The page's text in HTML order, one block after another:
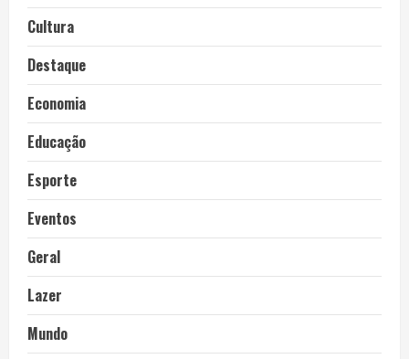
Cultura
Destaque
Economia
Educação
Esporte
Eventos
Geral
Lazer
Mundo